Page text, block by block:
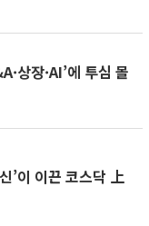
상장·AI’에 투심 몰
’이 이끈 코스닥 上